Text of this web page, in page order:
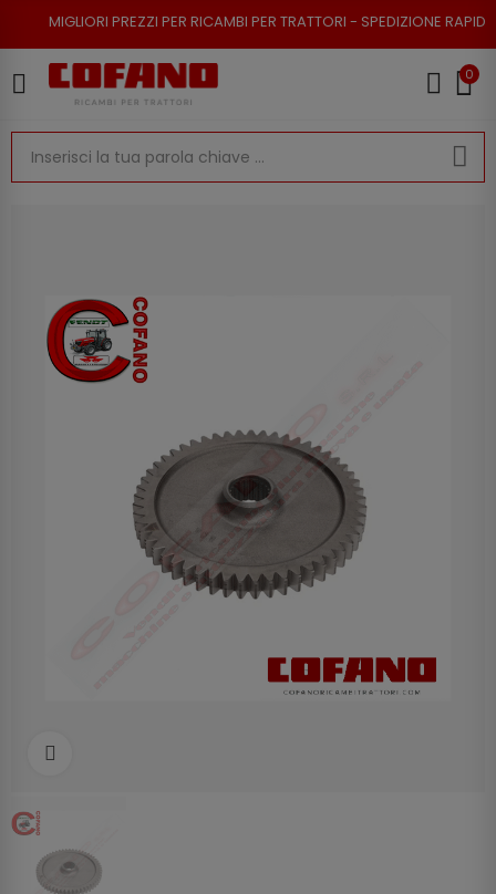
PREZZI PER RICAMBI PER TRATTORI - SPEDIZIONE RAPIDA - RESO
0